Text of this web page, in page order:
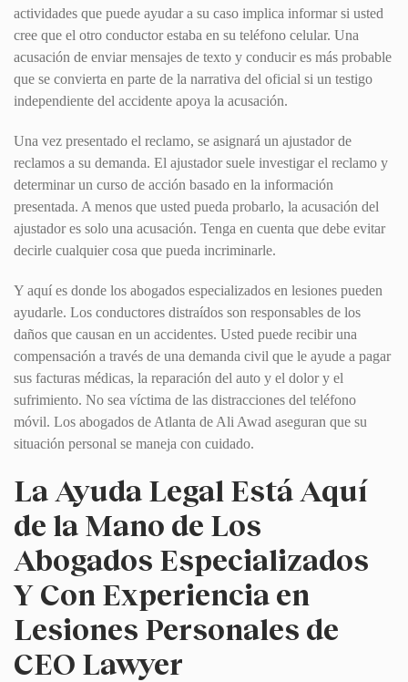
actividades que puede ayudar a su caso implica informar si usted
cree que el otro conductor estaba en su teléfono celular. Una
acusación de enviar mensajes de texto y conducir es más probable
que se convierta en parte de la narrativa del oficial si un testigo
independiente del accidente apoya la acusación.
Una vez presentado el reclamo, se asignará un ajustador de
reclamos a su demanda. El ajustador suele investigar el reclamo y
determinar un curso de acción basado en la información
presentada. A menos que usted pueda probarlo, la acusación del
ajustador es solo una acusación. Tenga en cuenta que debe evitar
decirle cualquier cosa que pueda incriminarle.
Y aquí es donde los abogados especializados en lesiones pueden
ayudarle. Los conductores distraídos son responsables de los
daños que causan en un accidentes. Usted puede recibir una
compensación a través de una demanda civil que le ayude a pagar
sus facturas médicas, la reparación del auto y el dolor y el
sufrimiento. No sea víctima de las distracciones del teléfono
móvil. Los abogados de Atlanta de Ali Awad aseguran que su
situación personal se maneja con cuidado.
La Ayuda Legal Está Aquí
de la Mano de Los
Abogados Especializados
Y Con Experiencia en
Lesiones Personales de
CEO Lawyer